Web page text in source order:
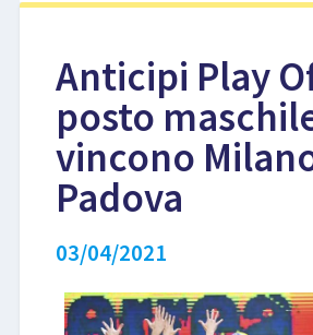
COMPETIZIONI
LIBRI
Anticipi Play
posto
vincono
Padova
03/04/2021